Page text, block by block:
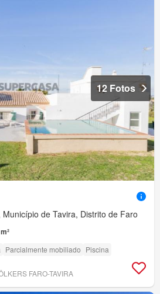
12 Fotos
de Tavira, Distrito de Faro
Parcialmente mobiliado Piscina
FARO-TAVIRA